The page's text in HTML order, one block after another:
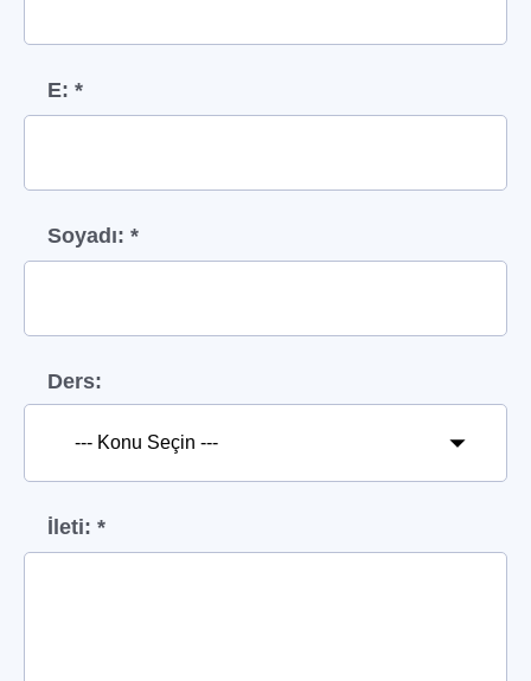
E: *
Soyadı: *
Ders:
İleti: *